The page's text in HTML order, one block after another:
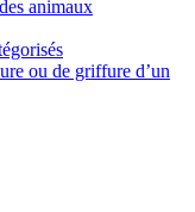
animaux
ou de griffure d’un